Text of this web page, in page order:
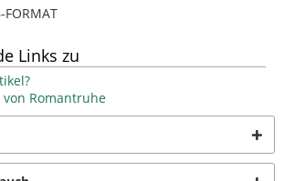
FORMAT
Links zu
Romantruhe